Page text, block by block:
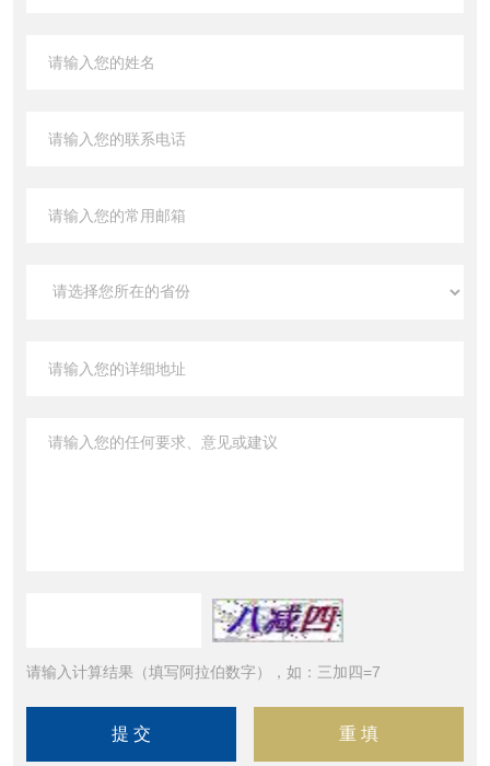
请输入计算结果（填写阿拉伯数字），如：三加四=7